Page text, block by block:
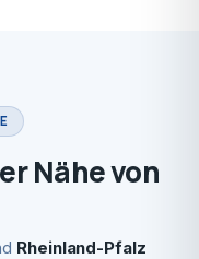
Nähe von
Rheinland-Pfalz